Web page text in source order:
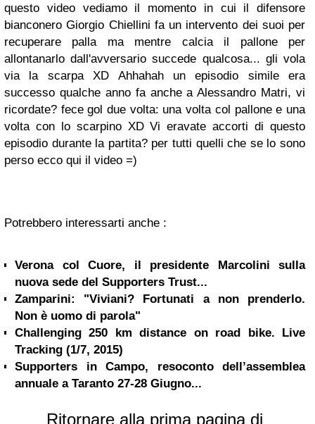
questo video vediamo il momento in cui il difensore
bianconero Giorgio Chiellini fa un intervento dei suoi per
recuperare palla ma mentre calcia il pallone per
allontanarlo dall'avversario succede qualcosa... gli vola
via la scarpa XD Ahhahah un episodio simile era
successo qualche anno fa anche a Alessandro Matri, vi
ricordate? fece gol due volta: una volta col pallone e una
volta con lo scarpino XD Vi eravate accorti di questo
episodio durante la partita? per tutti quelli che se lo sono
perso ecco qui il video =)
Potrebbero interessarti anche :
Verona col Cuore, il presidente Marcolini sulla
nuova sede del Supporters Trust...
Zamparini: "Viviani? Fortunati a non prenderlo.
Non è uomo di parola"
Challenging 250 km distance on road bike. Live
Tracking (1/7, 2015)
Supporters in Campo, resoconto dell’assemblea
annuale a Taranto 27-28 Giugno...
Ritornare alla prima pagina di